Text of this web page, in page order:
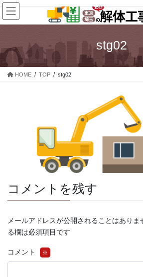
コ
ン
テ
ツ
へ
ス
ナ
ビ
ゲ
シ
ョ
ン
stg02
HOME TOP stg02
コメントを残す
メールアドレスが公開されることはありま
る欄は必須項目です
コメント ※